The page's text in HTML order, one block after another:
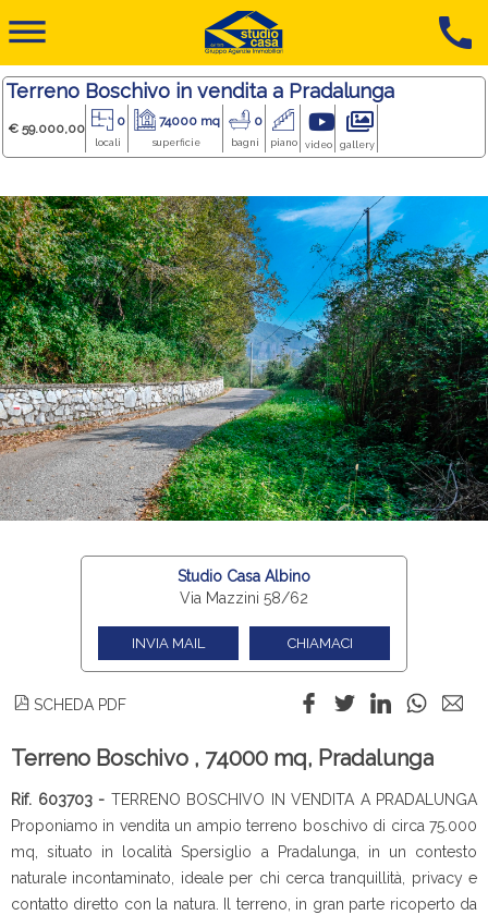
dehaze call
Terreno Boschivo in vendita a Pradalunga
€ 59.000,00 0
locali
74000 mq
superficie
0
bagni piano video gallery
Studio Casa Albino
Via Mazzini 58/62
INVIA MAIL CHIAMACI
SCHEDA PDF
Terreno Boschivo , 74000 mq, Pradalunga
Rif. 603703 - TERRENO BOSCHIVO IN VENDITA A PRADALUNGA
Proponiamo in vendita un ampio terreno boschivo di circa 75.000
mq, situato in località Spersiglio a Pradalunga, in un contesto
naturale incontaminato, ideale per chi cerca tranquillità, privacy e
contatto diretto con la natura. Il terreno, in gran parte ricoperto da